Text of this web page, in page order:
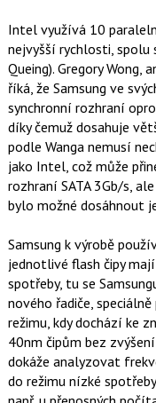
Intel využívá 10
nejvyšší rychlosti, spolu
Queing). Gregory
říká, že Samsung ve
synchronní rozhraní
díky čemuž dosahuje
podle Wanga nemusí
jako Intel, což může
rozhraní SATA 3Gb/s,
bylo možné dosáhnout
Samsung k výrobě
jednotlivé flash čipy
spotřeby, tu se
nového řadiče,
režimu, kdy dochází ke
40nm čipům bez
dokáže analyzovat
do režimu nízké